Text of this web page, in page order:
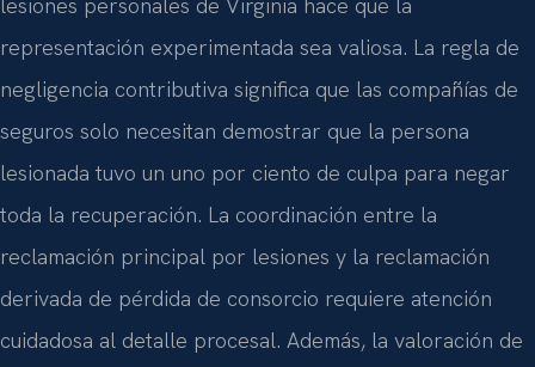
lesiones personales de Virginia hace que la
representación experimentada sea valiosa. La regla de
negligencia contributiva significa que las compañías de
seguros solo necesitan demostrar que la persona
lesionada tuvo un uno por ciento de culpa para negar
toda la recuperación. La coordinación entre la
reclamación principal por lesiones y la reclamación
derivada de pérdida de consorcio requiere atención
cuidadosa al detalle procesal. Además, la valoración de